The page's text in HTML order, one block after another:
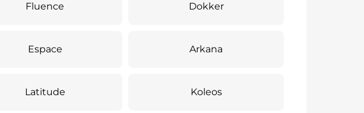
Fluence Dokker
Espace Arkana
Latitude Koleos